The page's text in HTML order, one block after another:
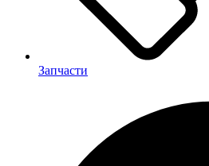
Запчасти